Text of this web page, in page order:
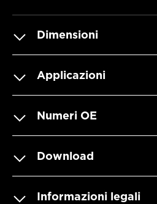
Dimensioni
Applicazioni
Numeri OE
Download
Informazioni legali